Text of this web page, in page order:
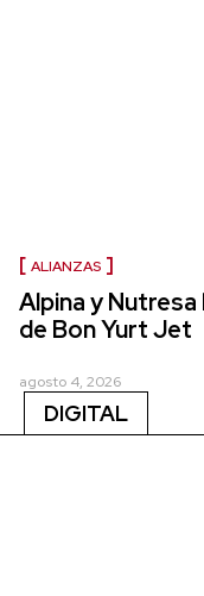
ALIANZAS
Alpina y Nutresa
de Bon Yurt Jet
agosto 4, 2026
DIGITAL